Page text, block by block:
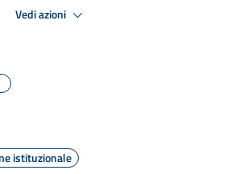
Vedi azioni
istituzionale